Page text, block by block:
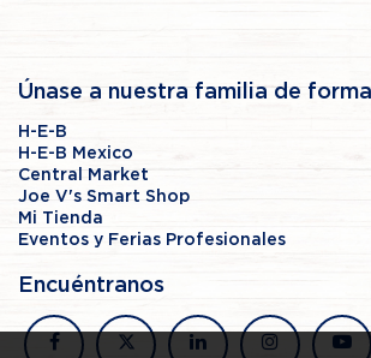
Únase a nuestra familia de
H-E-B
H-E-B Mexico
Central Market
Joe V's Smart Shop
Mi Tienda
Eventos y Ferias Profesionales
Encuéntranos
facebook
x linkedin instagram